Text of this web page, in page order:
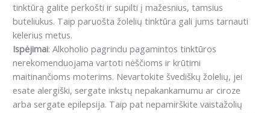
tinktūrą galite perkošti ir supilti į mažesnius, tamsius
buteliukus. Taip paruošta žolelių tinktūra gali jums tarnauti
kelerius metus.
Ispėjimai: Alkoholio pagrindu pagamintos tinktūros
nerekomenduojama vartoti nėščioms ir krūtimi
maitinančioms moterims. Nevartokite švediškų žolelių, jei
esate alergiški, sergate inkstų nepakankamumu ar ciroze
arba sergate epilepsija. Taip pat nepamirškite vaistažolių